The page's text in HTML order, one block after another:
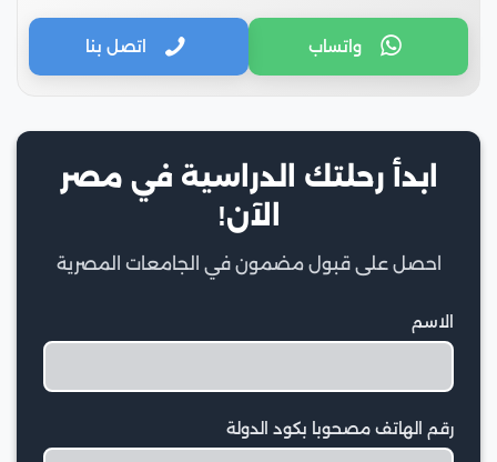
واتساب اتصل بنا
ابدأ رحلتك الدراسية في مصر
الآن!
احصل على قبول مضمون في الجامعات المصرية
الاسم
رقم الهاتف مصحوبا بكود الدولة